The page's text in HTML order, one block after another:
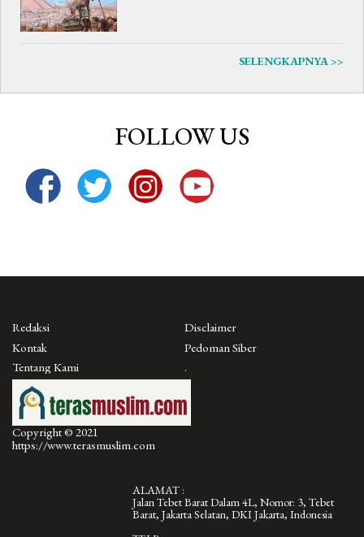
SELENGKAPNYA >>
FOLLOW US
Redaksi
Kontak
Tentang Kami
Disclaimer
Pedoman Siber
.
Copyright © 2021
https://www.terasmuslim.com
ALAMAT :
Jalan Tebet Barat Dalam 4L, Nomor: 3, Tebet
Barat, Jakarta Selatan, DKI Jakarta, Indonesia